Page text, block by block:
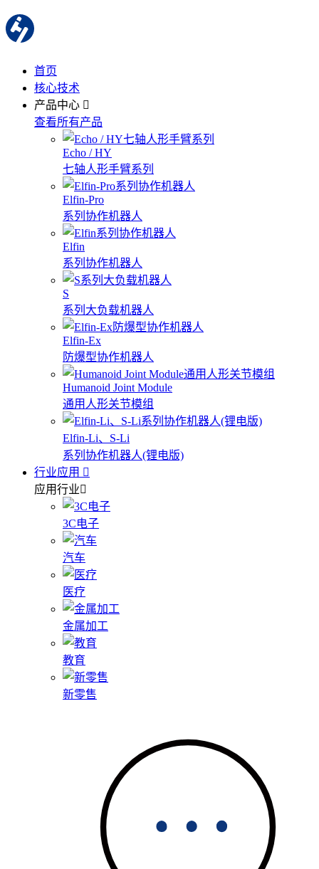
首页
核心技术
产品中心
查看所有产品
Echo / HY
七轴人形手臂系列
Elfin-Pro
系列协作机器人
Elfin
系列协作机器人
S
系列大负载机器人
Elfin-Ex
防爆型协作机器人
Humanoid Joint Module
通用人形关节模组
Elfin-Li、S-Li
系列协作机器人(锂电版)
行业应用
应用行业
3C电子
汽车
医疗
金属加工
教育
新零售